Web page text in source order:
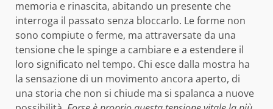
memoria e rinascita, abitando un presente che
interroga il passato senza bloccarlo. Le forme non
sono compiute o ferme, ma attraversate da una
tensione che le spinge a cambiare e a estendere il
loro significato nel tempo. Chi esce dalla mostra ha
la sensazione di un movimento ancora aperto, di
una storia che non si chiude ma si spalanca a nuove